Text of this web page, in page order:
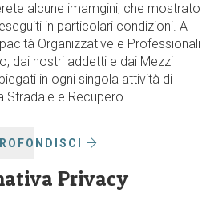
alcune imamgini, che mostrato
in particolari condizioni. A
Organizzative e Professionali
dai nostri addetti e dai Mezzi
in ogni singola attività di
Stradale e Recupero.
Privacy